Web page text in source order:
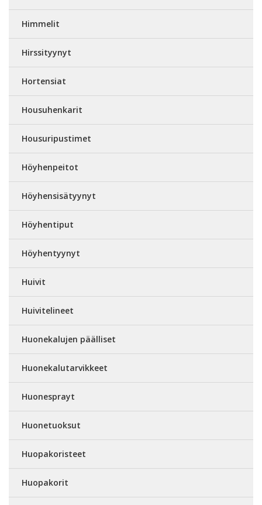
Himmelit
Hirssityynyt
Hortensiat
Housuhenkarit
Housuripustimet
Höyhenpeitot
Höyhensisätyynyt
Höyhentiput
Höyhentyynyt
Huivit
Huivitelineet
Huonekalujen päälliset
Huonekalutarvikkeet
Huonesprayt
Huonetuoksut
Huopakoristeet
Huopakorit